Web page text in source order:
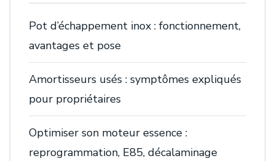
Pot d’échappement inox : fonctionnement,
avantages et pose
Amortisseurs usés : symptômes expliqués
pour propriétaires
Optimiser son moteur essence :
reprogrammation, E85, décalaminage